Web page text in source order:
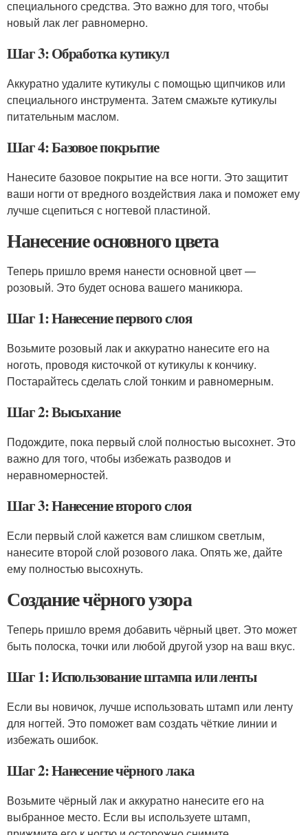
специального средства. Это важно для того, чтобы
новый лак лег равномерно.
Шаг 3: Обработка кутикул
Аккуратно удалите кутикулы с помощью щипчиков или
специального инструмента. Затем смажьте кутикулы
питательным маслом.
Шаг 4: Базовое покрытие
Нанесите базовое покрытие на все ногти. Это защитит
ваши ногти от вредного воздействия лака и поможет ему
лучше сцепиться с ногтевой пластиной.
Нанесение основного цвета
Теперь пришло время нанести основной цвет —
розовый. Это будет основа вашего маникюра.
Шаг 1: Нанесение первого слоя
Возьмите розовый лак и аккуратно нанесите его на
ноготь, проводя кисточкой от кутикулы к кончику.
Постарайтесь сделать слой тонким и равномерным.
Шаг 2: Высыхание
Подождите, пока первый слой полностью высохнет. Это
важно для того, чтобы избежать разводов и
неравномерностей.
Шаг 3: Нанесение второго слоя
Если первый слой кажется вам слишком светлым,
нанесите второй слой розового лака. Опять же, дайте
ему полностью высохнуть.
Создание чёрного узора
Теперь пришло время добавить чёрный цвет. Это может
быть полоска, точки или любой другой узор на ваш вкус.
Шаг 1: Использование штампа или ленты
Если вы новичок, лучше использовать штамп или ленту
для ногтей. Это поможет вам создать чёткие линии и
избежать ошибок.
Шаг 2: Нанесение чёрного лака
Возьмите чёрный лак и аккуратно нанесите его на
выбранное место. Если вы используете штамп,